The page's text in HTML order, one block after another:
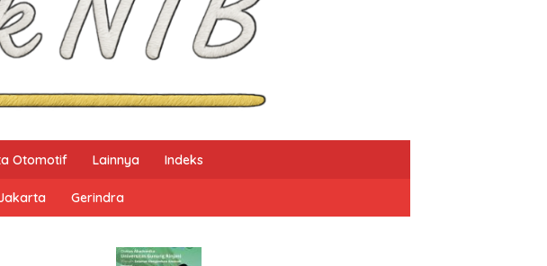
Otomotif Lainnya Indeks
Gerindra